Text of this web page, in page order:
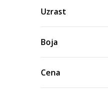
Uzrast
Boja
Cena